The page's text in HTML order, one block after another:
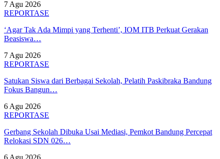
7 Agu 2026
REPORTASE
‘Agar Tak Ada Mimpi yang Terhenti’, IOM ITB Perkuat Gerakan
Beasiswa…
7 Agu 2026
REPORTASE
Satukan Siswa dari Berbagai Sekolah, Pelatih Paskibraka Bandung
Fokus Bangun…
6 Agu 2026
REPORTASE
Gerbang Sekolah Dibuka Usai Mediasi, Pemkot Bandung Percepat
Relokasi SDN 026…
6 Agu 2026